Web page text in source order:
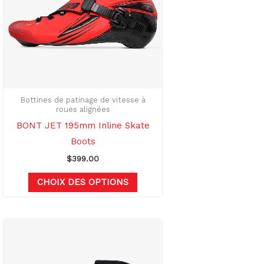
Bottines de patinage de vitesse à
roues alignées
BONT JET 195mm Inline Skate
Boots
$399.00
CHOIX DES OPTIONS
Les
options
peuvent
sur
page